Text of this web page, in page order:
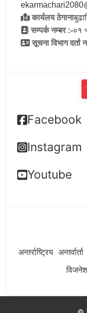
कार्यलय ठेगाना
सम्पर्क नम्बर :-०१
सूचना विभाग दर्ता
Facebook
Instagram
Youtube
अन्तर्राष्ट्रिय अन्तर्वार्ता
विजनेश